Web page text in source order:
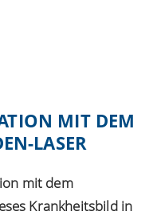
MIT DEM
LASER
mit dem
Krankheitsbild in